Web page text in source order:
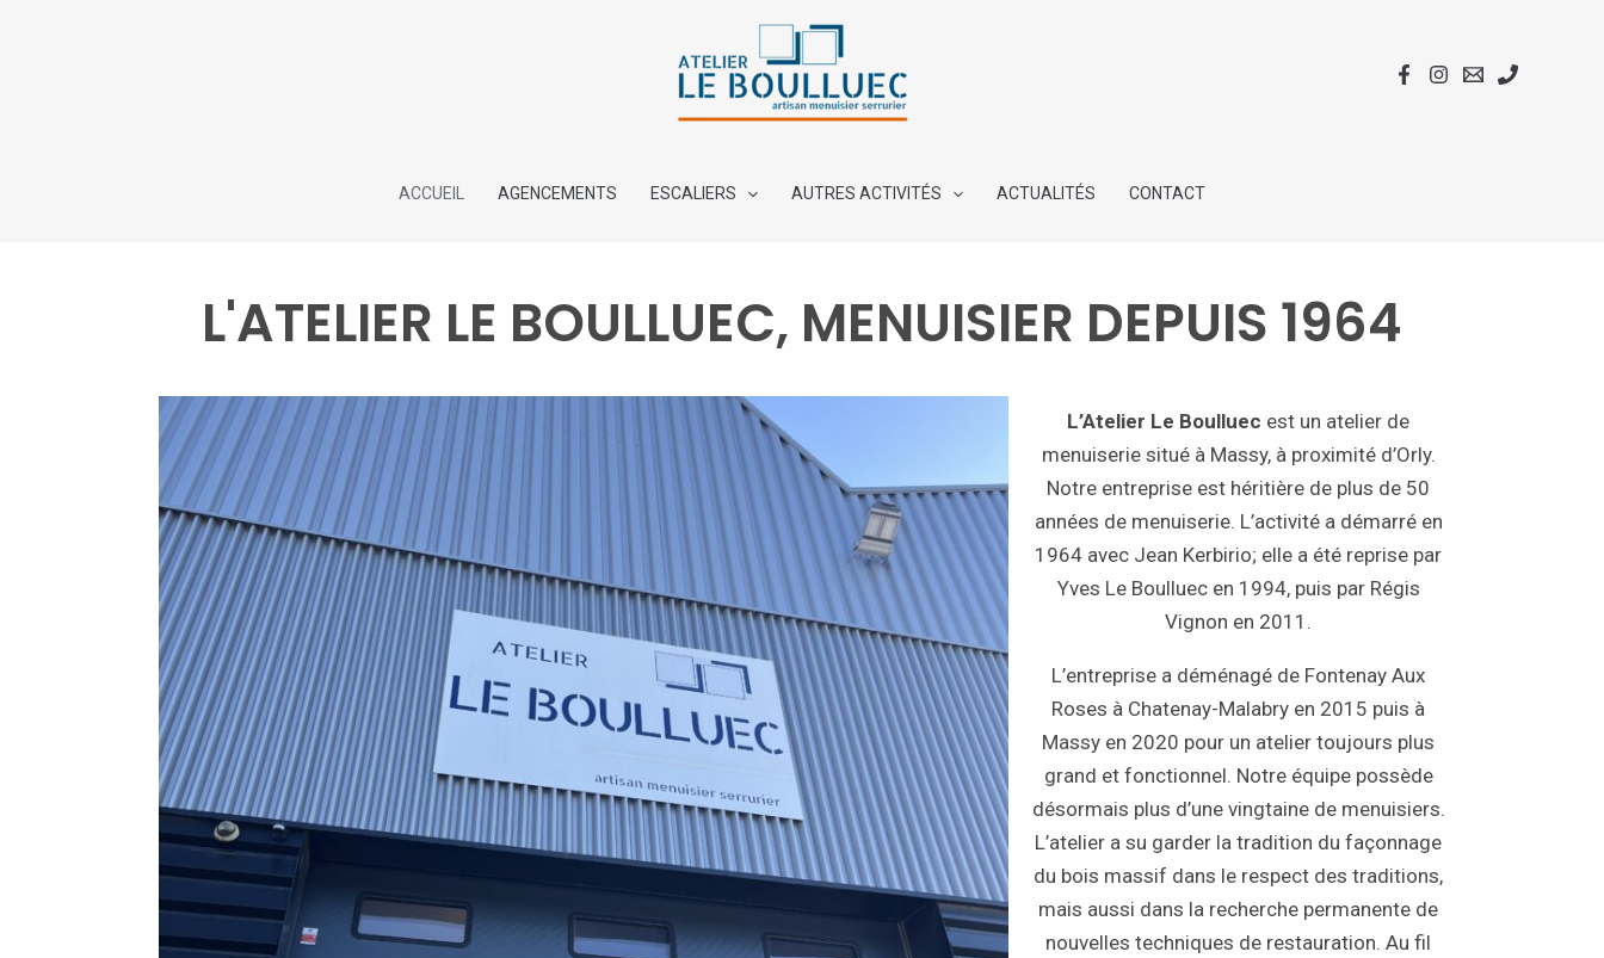
ACCUEIL AGENCEMENTS ESCALIERS AUTRES ACTIVITÉS ACTUALITÉS CONTACT
L'ATELIER LE BOULLUEC, MENUISIER DEPUIS 1964
L’Atelier Le Boulluec est un atelier de
menuiserie situé à Massy, à proximité d’Orly.
Notre entreprise est héritière de plus de 50
années de menuiserie. L’activité a démarré en
1964 avec Jean Kerbirio; elle a été reprise par
Yves Le Boulluec en 1994, puis par Régis
Vignon en 2011.
L’entreprise a déménagé de Fontenay Aux
Roses à Chatenay-Malabry en 2015 puis à
Massy en 2020 pour un atelier toujours plus
grand et fonctionnel. Notre équipe possède
désormais plus d’une vingtaine de menuisiers.
L’atelier a su garder la tradition du façonnage
du bois massif dans le respect des traditions,
mais aussi dans la recherche permanente de
nouvelles techniques de restauration. Au fil